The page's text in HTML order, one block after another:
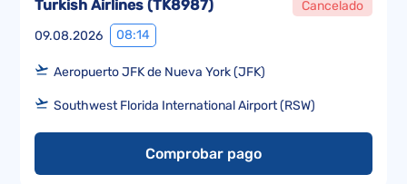
09.08.2026 08:14
Turkish Airlines (TK8987) Cancelado
Aeropuerto JFK de Nueva York (JFK)
Southwest Florida International Airport (RSW)
Comprobar pago